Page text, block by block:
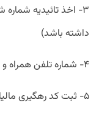
۳- اخذ تائیدیه
داشته باشد)
۴- شماره تلفن همراه و ثابت
۵- ثبت کد رهگیری مالیاتی